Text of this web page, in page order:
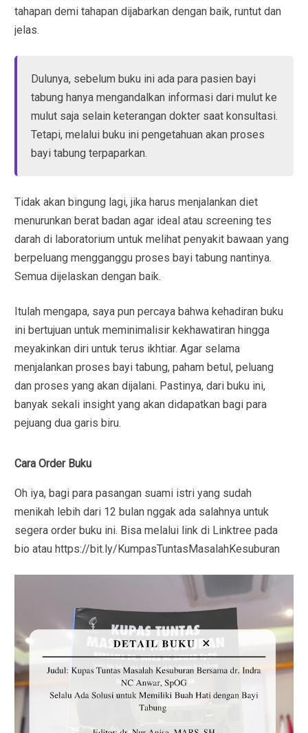
tahapan demi tahapan dijabarkan dengan baik, runtut dan
jelas.
Dulunya, sebelum buku ini ada para pasien bayi
tabung hanya mengandalkan informasi dari mulut ke
mulut saja selain keterangan dokter saat konsultasi.
Tetapi, melalui buku ini pengetahuan akan proses
bayi tabung terpaparkan.
Tidak akan bingung lagi, jika harus menjalankan diet
menurunkan berat badan agar ideal atau screening tes
darah di laboratorium untuk melihat penyakit bawaan yang
berpeluang mengganggu proses bayi tabung nantinya.
Semua dijelaskan dengan baik.
Itulah mengapa, saya pun percaya bahwa kehadiran buku
ini bertujuan untuk meminimalisir kekhawatiran hingga
meyakinkan diri untuk terus ikhtiar. Agar selama
menjalankan proses bayi tabung, paham betul, peluang
dan proses yang akan dijalani. Pastinya, dari buku ini,
banyak sekali insight yang akan didapatkan bagi para
pejuang dua garis biru.
Cara Order Buku
Oh iya, bagi para pasangan suami istri yang sudah
menikah lebih dari 12 bulan nggak ada salahnya untuk
segera order buku ini. Bisa melalui link di Linktree pada
bio atau https://bit.ly/KumpasTuntasMasalahKesuburan